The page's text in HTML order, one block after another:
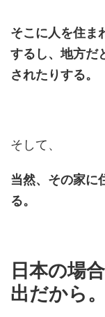
そこに人を住ま
するし、地方だ
されたりする。
そして、
当然、その家に
る。
日本の場
出だから。